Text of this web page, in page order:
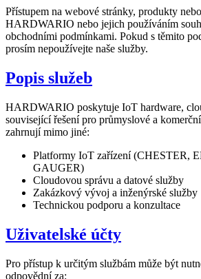
Přístupem na webové stránky, produkty
HARDWARIO nebo jejich používáním
obchodními podmínkami. Pokud s těmito
prosím nepoužívejte naše služby.
Popis služeb
HARDWARIO poskytuje IoT hardware,
související řešení pro průmyslové a
zahrnují mimo jiné:
Platformy IoT zařízení (CHESTER,
GAUGER)
Cloudovou správu a datové služby
Zakázkový vývoj a inženýrské služby
Technickou podporu a konzultace
Uživatelské účty
Pro přístup k určitým službám může být
odpovědní za: